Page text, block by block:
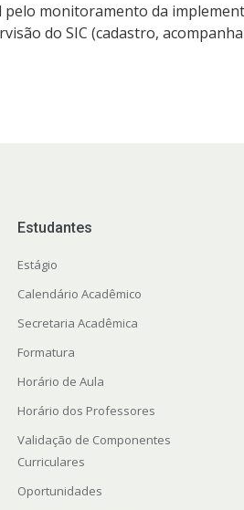
pelo monitoramento da
do SIC (cadastro,
Estudantes
Estágio
Calendário Acadêmico
Secretaria Acadêmica
Formatura
Horário de Aula
Horário dos Professores
Validação de Componentes
Curriculares
Oportunidades